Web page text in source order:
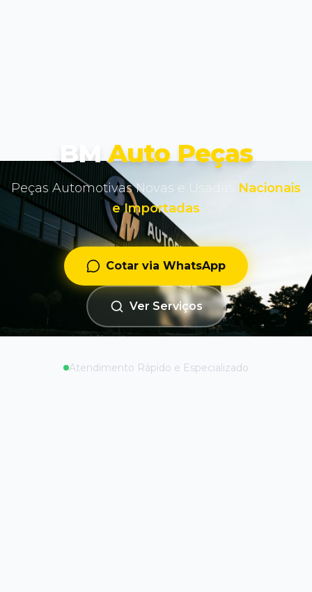
BM Auto Peças
Peças Automotivas Novas e Usadas Nacionais
e Importadas
Cotar via WhatsApp
Ver Serviços
Atendimento Rápido e Especializado